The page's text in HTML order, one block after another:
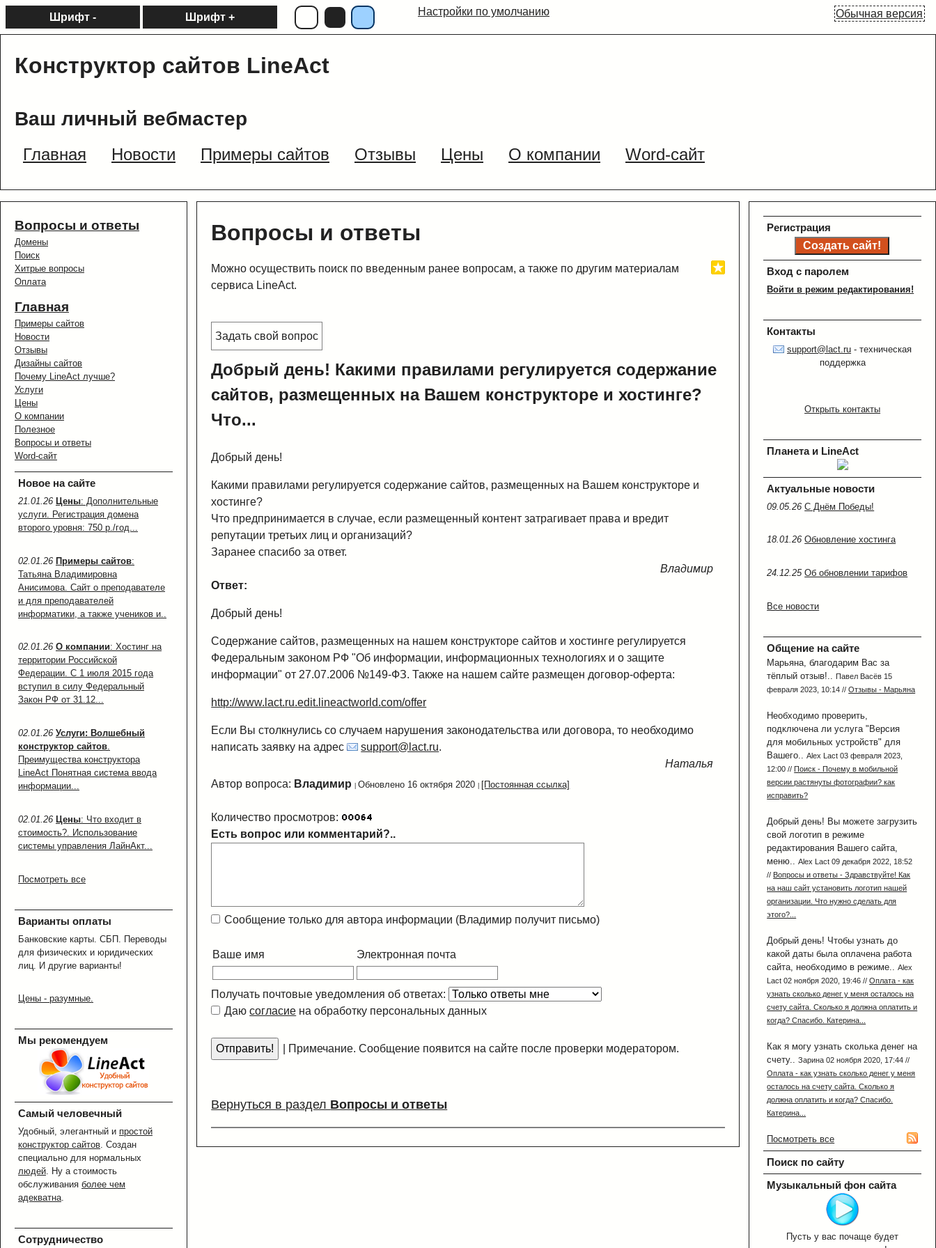
Обычная версия
Шрифт - Шрифт + Настройки по умолчанию
Конструктор сайтов LineAct
Ваш личный вебмастер
Главная Новости Примеры сайтов Отзывы Цены О компании Word-сайт
Вопросы и ответы
Домены
Поиск
Хитрые вопросы
Оплата
Главная
Примеры сайтов
Новости
Отзывы
Дизайны сайтов
Почему LineAct лучше?
Услуги
Цены
О компании
Полезное
Вопросы и ответы
Word-сайт
Новое на сайте
21.01.26 Цены: Дополнительные
услуги. Регистрация домена
второго уровня: 750 р./год...
02.01.26 Примеры сайтов:
Татьяна Владимировна
Анисимова. Сайт о преподавателе
и для преподавателей
информатики, а также учеников и..
02.01.26 О компании: Хостинг на
территории Российской
Федерации. С 1 июля 2015 года
вступил в силу Федеральный
Закон РФ от 31.12...
02.01.26 Услуги: Волшебный
конструктор сайтов.
Преимущества конструктора
LineAct Понятная система ввода
информации...
02.01.26 Цены: Что входит в
стоимость?. Использование
системы управления ЛайнАкт...
Посмотреть все
Варианты оплаты
Банковские карты. СБП. Переводы
для физических и юридических
лиц. И другие варианты!
Цены - разумные.
Мы рекомендуем
Самый человечный
Удобный, элегантный и простой
конструктор сайтов. Создан
специально для нормальных
людей. Ну а стоимость
обслуживания более чем
адекватна.
Сотрудничество
Вопросы и ответы
Можно осуществить поиск по введенным ранее вопросам, а также по другим материалам
сервиса LineAct.
Задать свой вопрос
Добрый день! Какими правилами регулируется содержание
сайтов, размещенных на Вашем конструкторе и хостинге?
Что...
Добрый день!
Какими правилами регулируется содержание сайтов, размещенных на Вашем конструкторе и
хостинге?
Что предпринимается в случае, если размещенный контент затрагивает права и вредит
репутации третьих лиц и организаций?
Заранее спасибо за ответ.
Владимир
Ответ:
Добрый день!
Содержание сайтов, размещенных на нашем конструкторе сайтов и хостинге регулируется
Федеральным законом РФ "Об информации, информационных технологиях и о защите
информации" от 27.07.2006 №149-ФЗ. Также на нашем сайте размещен договор-оферта:
http://www.lact.ru.edit.lineactworld.com/offer
Если Вы столкнулись со случаем нарушения законодательства или договора, то необходимо
написать заявку на адрес
support@lact.ru.
Наталья
Автор вопроса: Владимир Обновлено 16 октября 2020 [Постоянная ссылка]
Количество просмотров:
Есть вопрос или комментарий?..
Сообщение только для автора информации (Владимир получит письмо)
Ваше имя Электронная почта
Получать почтовые уведомления об ответах:
Даюсогласие на обработку персональных данных
Примечание. Сообщение появится на сайте после проверки модератором.
Вернуться в раздел Вопросы и ответы
Регистрация
Вход с паролем
Войти в режим редактирования!
Контакты
support@lact.ru - техническая
поддержка
Открыть контакты
Планета и LineAct
Актуальные новости
09.05.26C Днём Победы!
18.01.26Обновление хостинга
24.12.25Об обновлении тарифов
Все новости
Общение на сайте
Марьяна, благодарим Вас за
тёплый отзыв!..Павел Васёв 15
февраля 2023, 10:14 //Отзывы - Марьяна
Необходимо проверить,
подключена ли услуга "Версия
для мобильных устройств" для
Вашего..Alex Lact 03 февраля 2023,
12:00 //Поиск - Почему в мобильной
версии растянуты фотографии? как
исправить?
Добрый день! Вы можете загрузить
свой логотип в режиме
редактирования Вашего сайта,
меню..Alex Lact 09 декабря 2022, 18:52
// Вопросы и ответы - Здравствуйте! Как
на наш сайт установить логотип нашей
организации. Что нужно сделать для
этого?...
Добрый день! Чтобы узнать до
какой даты была оплачена работа
сайта, необходимо в режиме..Alex
Lact 02 ноября 2020, 19:46 //Оплата - как
узнать сколько денег у меня осталось на
счету сайта. Сколько я должна оплатить и
когда? Спасибо. Катерина...
Как я могу узнать сколька денег на
счету..Зарина 02 ноября 2020, 17:44 //
Оплата - как узнать сколько денег у меня
осталось на счету сайта. Сколько я
должна оплатить и когда? Спасибо.
Катерина...
Посмотреть все
Поиск по сайту
Музыкальный фон сайта
Пусть у вас почаще будет